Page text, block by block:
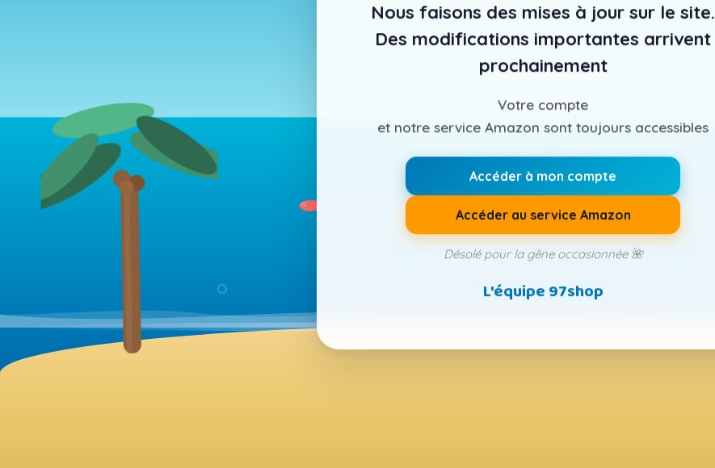
Nous faisons des mises à jour sur le site.
Des modifications importantes arrivent
prochainement
Votre compte
et notre service Amazon sont toujours accessibles
Accéder à mon compte
Accéder au service Amazon
Désolé pour la gêne occasionnée 🌺
L'équipe 97shop